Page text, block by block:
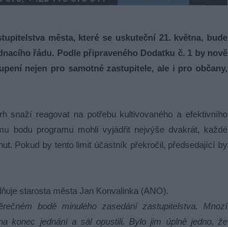
města, které se uskuteční 21. května, bude
řádu. Podle připraveného Dodatku č. 1 by nově
nejen pro samotné zastupitele, ale i pro občany,
snaží reagovat na potřebu kultivovaného a efektivního
bodu programu mohli vyjádřit nejvýše dvakrát, každé
Pokud by tento limit účastník překročil, předsedající by
starosta města Jan Konvalinka (ANO).
bodě minulého zasedání zastupitelstva. Mnozí
konec jednání a sál opustili. Bylo jim úplně jedno, že